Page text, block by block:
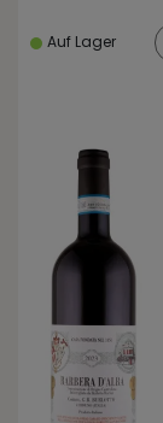
Auf Lager